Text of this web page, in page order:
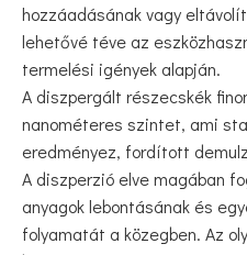
hozzáadásának vagy
lehetővé téve az
termelési igények alapján.
A diszpergált részecskék
nanométeres szintet, ami
eredményez, fordított
A diszperzió elve magában
anyagok lebontásának és
folyamatát a közegben. Az